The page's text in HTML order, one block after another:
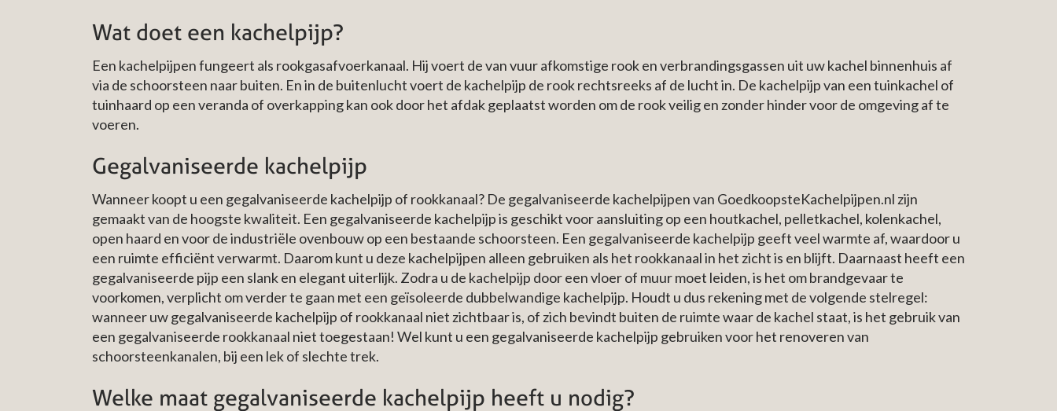
Wat doet een kachelpijp?
Een kachelpijpen fungeert als rookgasafvoerkanaal. Hij voert de van vuur afkomstige rook en verbrandingsgassen uit uw kachel binnenhuis af
via de schoorsteen naar buiten. En in de buitenlucht voert de kachelpijp de rook rechtsreeks af de lucht in. De kachelpijp van een tuinkachel of
tuinhaard op een veranda of overkapping kan ook door het afdak geplaatst worden om de rook veilig en zonder hinder voor de omgeving af te
voeren.
Gegalvaniseerde kachelpijp
Wanneer koopt u een gegalvaniseerde kachelpijp of rookkanaal? De gegalvaniseerde kachelpijpen van GoedkoopsteKachelpijpen.nl zijn
gemaakt van de hoogste kwaliteit. Een gegalvaniseerde kachelpijp is geschikt voor aansluiting op een houtkachel, pelletkachel, kolenkachel,
open haard en voor de industriële ovenbouw op een bestaande schoorsteen. Een gegalvaniseerde kachelpijp geeft veel warmte af, waardoor u
een ruimte efficiënt verwarmt. Daarom kunt u deze kachelpijpen alleen gebruiken als het rookkanaal in het zicht is en blijft. Daarnaast heeft een
gegalvaniseerde pijp een slank en elegant uiterlijk. Zodra u de kachelpijp door een vloer of muur moet leiden, is het om brandgevaar te
voorkomen, verplicht om verder te gaan met een geïsoleerde dubbelwandige kachelpijp. Houdt u dus rekening met de volgende stelregel:
wanneer uw gegalvaniseerde kachelpijp of rookkanaal niet zichtbaar is, of zich bevindt buiten de ruimte waar de kachel staat, is het gebruik van
een gegalvaniseerde rookkanaal niet toegestaan! Wel kunt u een gegalvaniseerde kachelpijp gebruiken voor het renoveren van
schoorsteenkanalen, bij een lek of slechte trek.
Welke maat gegalvaniseerde kachelpijp heeft u nodig?